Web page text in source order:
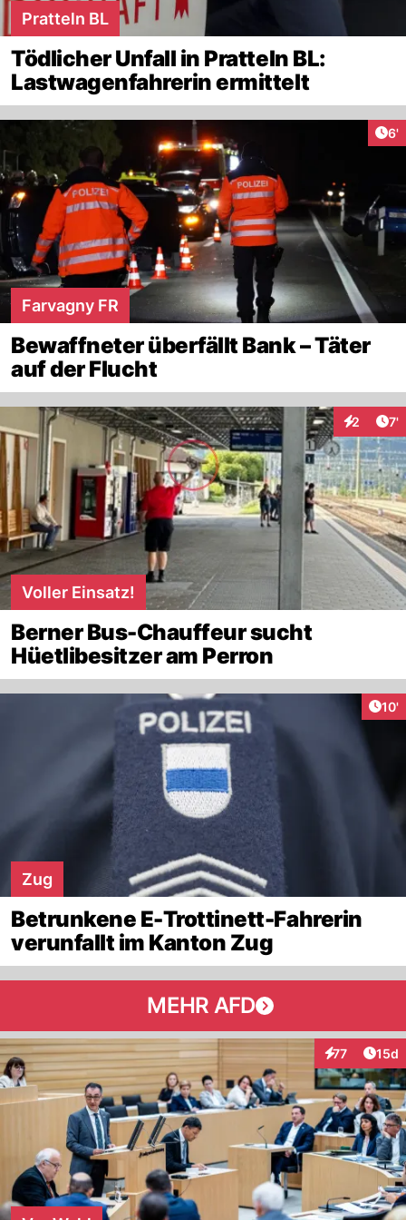
Pratteln BL
Tödlicher Unfall in Pratteln BL:
Lastwagenfahrerin ermittelt
6'
Farvagny FR
Bewaffneter überfällt Bank – Täter
auf der Flucht
2 7'
Voller Einsatz!
Berner Bus-Chauffeur sucht
Hüetlibesitzer am Perron
10'
Zug
Betrunkene E-Trottinett-Fahrerin
verunfallt im Kanton Zug
MEHR AFD
77
Interaktionen
15d